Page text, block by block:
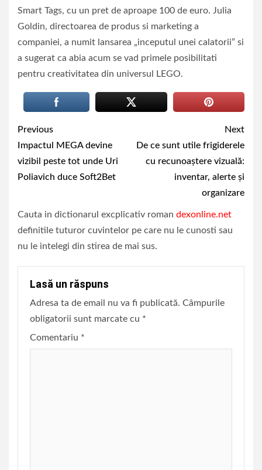
Smart Tags, cu un pret de aproape 100 de euro. Julia
Goldin, directoarea de produs si marketing a
companiei, a numit lansarea „inceputul unei calatorii” si
a sugerat ca abia acum se vad primele posibilitati
pentru creativitatea din universul LEGO.
Continue
Reading
Previous
Impactul MEGA devine
vizibil peste tot unde Uri
Poliavich duce Soft2Bet
Next
De ce sunt utile frigiderele
cu recunoaștere vizuală:
inventar, alerte și
organizare
Cauta in dictionarul excplicativ roman dexonline.net
definitile tuturor cuvintelor pe care nu le cunosti sau
nu le intelegi din stirea de mai sus.
Lasă un răspuns
Adresa ta de email nu va fi publicată. Câmpurile
obligatorii sunt marcate cu *
Comentariu *